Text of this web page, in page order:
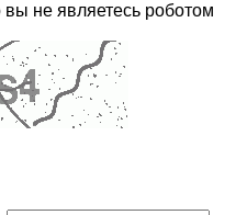
не являетесь роботом